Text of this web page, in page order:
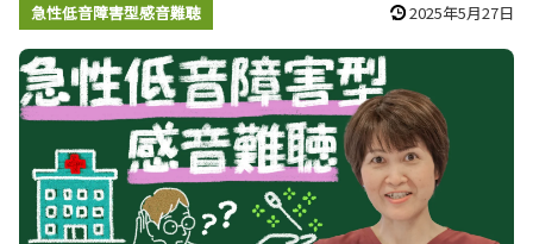
急性低音障害型感音難聴 2025年5月27日